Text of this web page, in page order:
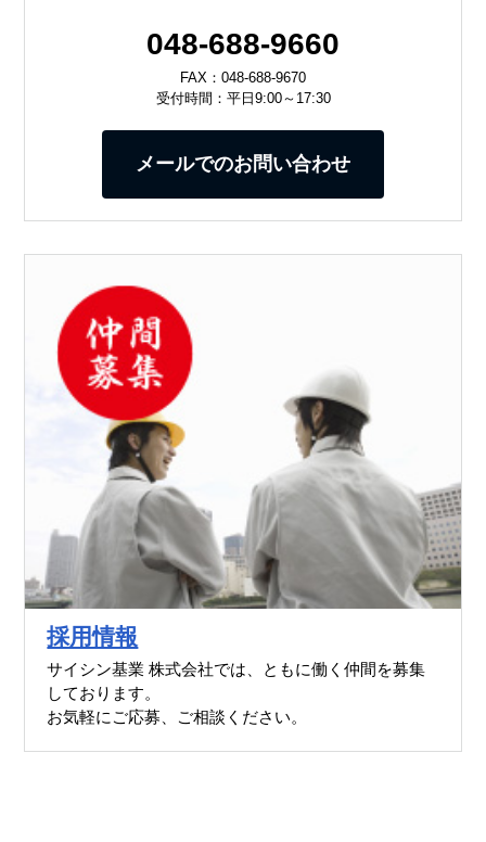
048-688-9660
FAX：048-688-9670
受付時間：平日9:00～17:30
メールでのお問い合わせ
採用情報
サイシン基業 株式会社では、ともに働く仲間を募集
しております。
お気軽にご応募、ご相談ください。